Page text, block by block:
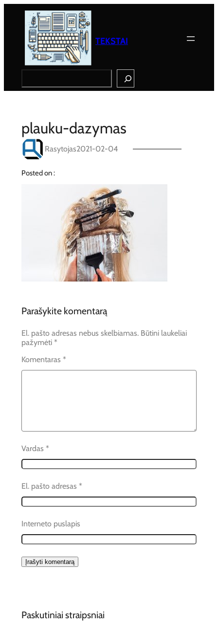
TEKSTAI
plauku-dazymas
Rasytojas2021-02-04
Posted on :
Parašykite komentarą
El. pašto adresas nebus skelbiamas. Būtini laukeliai
pažymėti *
Komentaras *
Vardas *
El. pašto adresas *
Interneto puslapis
Paskutiniai straipsniai